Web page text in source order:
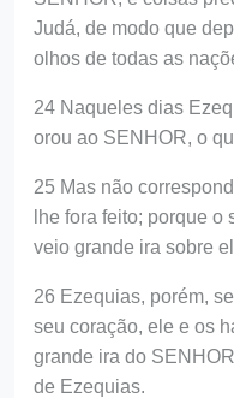
Judá, de modo que
olhos de todas as
24 Naqueles dias
orou ao SENHOR, o
25 Mas não
lhe fora feito; porque
veio grande ira sobre
26 Ezequias, porém,
seu coração, ele e os
grande ira do
de Ezequias.